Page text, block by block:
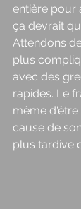
entière pour
ça devrait
Attendons
plus
avec des
rapides. Le
même
cause de
plus tardive